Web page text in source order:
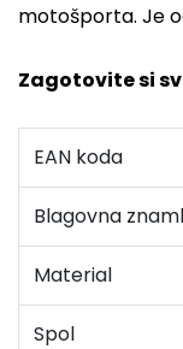
motošporta. Je
Zagotovite si
EAN koda
Blagovna
Material
Spol